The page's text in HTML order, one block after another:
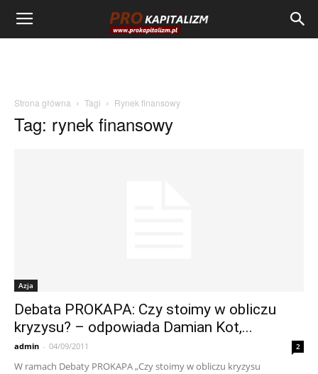
Strona główna Tagi Rynek finansowy
Tag: rynek finansowy
Azja
Debata PROKAPA: Czy stoimy w obliczu
kryzysu? – odpowiada Damian Kot,...
admin - 04/09/2011 2
W ramach Debaty PROKAPA „Czy stoimy w obliczu kryzysu